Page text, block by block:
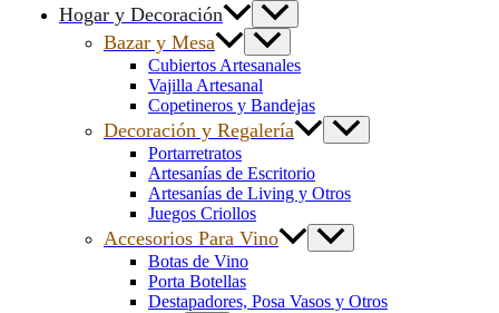
Hogar y Decoración
Bazar y Mesa
Cubiertos Artesanales
Vajilla Artesanal
Copetineros y Bandejas
Decoración y Regalería
Portarretratos
Artesanías de Escritorio
Artesanías de Living y Otros
Juegos Criollos
Accesorios Para Vino
Botas de Vino
Porta Botellas
Destapadores, Posa Vasos y Otros